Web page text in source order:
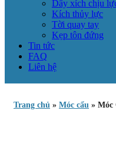
Dây xích chịu
Kích thủy lực
Tời quay tay
Kẹp tôn đứng
Tin tức
FAQ
Liên hệ
Trang chủ » Móc cẩu » Móc